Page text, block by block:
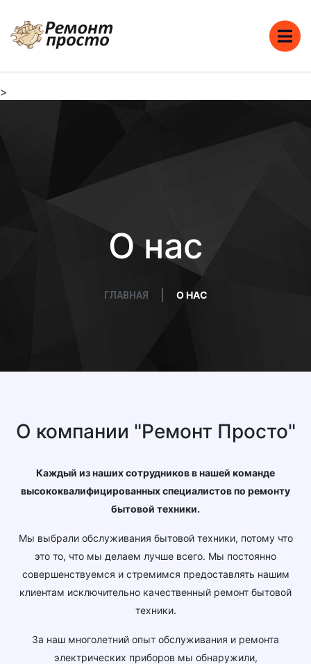
>
О нас
ГЛАВНАЯ О НАС
О компании "Ремонт Просто"
Каждый из наших сотрудников в нашей команде
высококвалифицированных специалистов по ремонту
бытовой техники.
Мы выбрали обслуживания бытовой техники, потому что
это то, что мы делаем лучше всего. Мы постоянно
совершенствуемся и стремимся предоставлять нашим
клиентам исключительно качественный ремонт бытовой
техники.
За наш многолетний опыт обслуживания и ремонта
электрических приборов мы обнаружили,